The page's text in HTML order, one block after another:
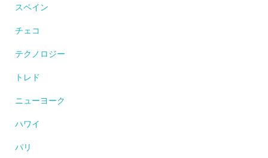
スペイン
チェコ
テクノロジー
トレド
ニューヨーク
ハワイ
パリ